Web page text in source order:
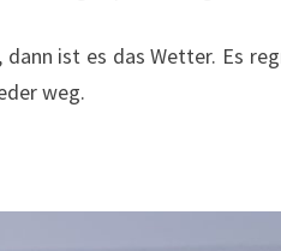
ist es das Wetter. Es
weg.